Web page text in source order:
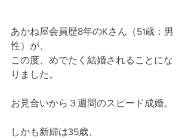
あかね屋会員歴8年のKさん（51歳：男
性）が、
この度、めでたく結婚されることにな
りました。
お見合いから３週間のスピード成婚。
しかも新婦は35歳、